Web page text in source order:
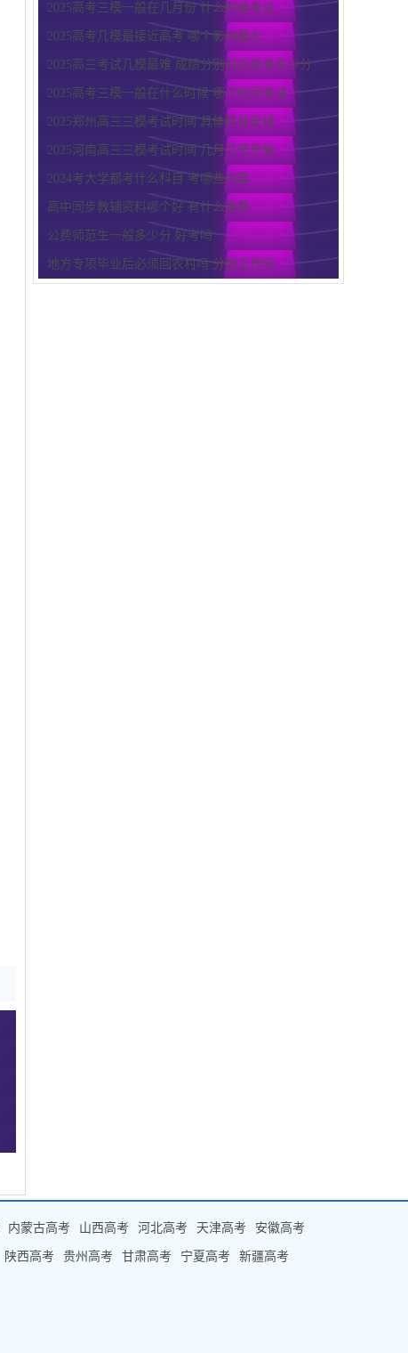
2025高考三模一般在几月份 什么时候考试
2025高考几模最接近高考 哪个影响最大
2025高三考试几模最难 成绩分别对应高考多少分
2025高考三模一般在什么时候 哪个时间考试
2025郑州高三三模考试时间 具体科目安排
2025河南高三三模考试时间 几月几号开始
2024考大学都考什么科目 考哪些内容
高中同步教辅资料哪个好 有什么推荐
公费师范生一般多少分 好考吗
地方专项毕业后必须回农村吗 分配工作吗
内蒙古高考 山西高考 河北高考 天津高考 安徽高考
陕西高考 贵州高考 甘肃高考 宁夏高考 新疆高考